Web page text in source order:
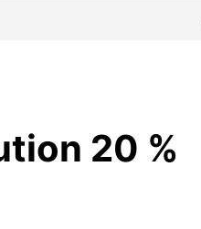
20 %